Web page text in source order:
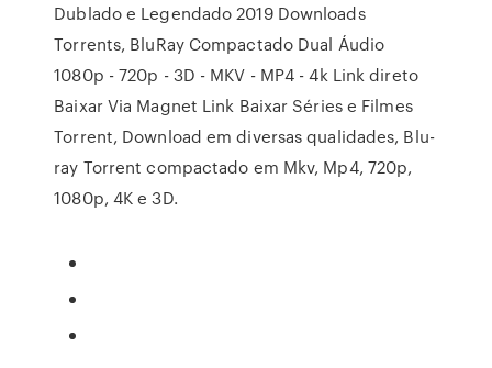
Dublado e Legendado 2019 Downloads
Torrents, BluRay Compactado Dual Áudio
1080p - 720p - 3D - MKV - MP4 - 4k Link direto
Baixar Via Magnet Link Baixar Séries e Filmes
Torrent, Download em diversas qualidades, Blu-
ray Torrent compactado em Mkv, Mp4, 720p,
1080p, 4K e 3D.